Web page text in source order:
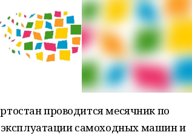
проводится месячник по
самоходных машин и